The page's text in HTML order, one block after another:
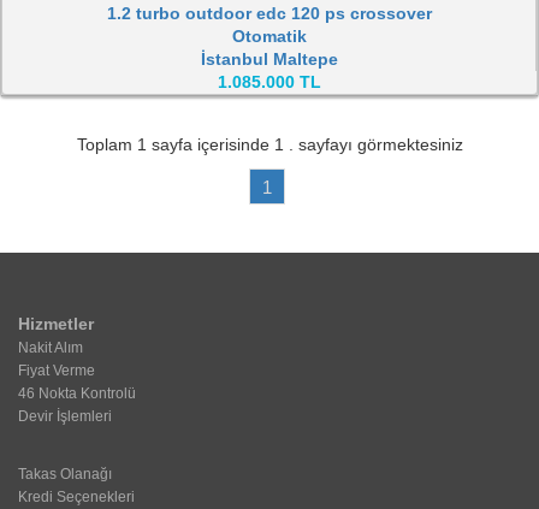
1.2 turbo outdoor edc 120 ps crossover
Otomatik
İstanbul Maltepe
1.085.000 TL
Toplam 1 sayfa içerisinde 1 . sayfayı görmektesiniz
1
Hizmetler
Nakit Alım
Fiyat Verme
46 Nokta Kontrolü
Devir İşlemleri
Takas Olanağı
Kredi Seçenekleri